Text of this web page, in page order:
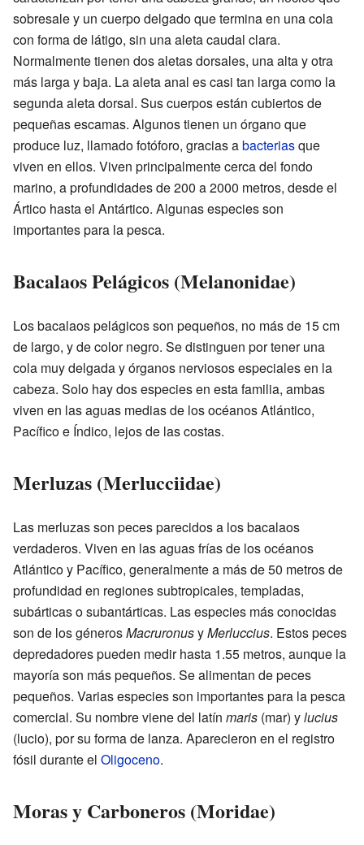
sobresale y un cuerpo delgado que termina en una cola
con forma de látigo, sin una aleta caudal clara.
Normalmente tienen dos aletas dorsales, una alta y otra
más larga y baja. La aleta anal es casi tan larga como la
segunda aleta dorsal. Sus cuerpos están cubiertos de
pequeñas escamas. Algunos tienen un órgano que
produce luz, llamado fotóforo, gracias abacteriasque
viven en ellos. Viven principalmente cerca del fondo
marino, a profundidades de 200 a 2000 metros, desde el
Ártico hasta el Antártico. Algunas especies son
importantes para la pesca.
Bacalaos Pelágicos (Melanonidae)
Los bacalaos pelágicos son pequeños, no más de 15 cm
de largo, y de color negro. Se distinguen por tener una
cola muy delgada y órganos nerviosos especiales en la
cabeza. Solo hay dos especies en esta familia, ambas
viven en las aguas medias de los océanos Atlántico,
Pacífico e Índico, lejos de las costas.
Merluzas (Merlucciidae)
Las merluzas son peces parecidos a los bacalaos
verdaderos. Viven en las aguas frías de los océanos
Atlántico y Pacífico, generalmente a más de 50 metros de
profundidad en regiones subtropicales, templadas,
subárticas o subantárticas. Las especies más conocidas
son de los génerosMacruronusyMerluccius. Estos peces
depredadores pueden medir hasta 1.55 metros, aunque la
mayoría son más pequeños. Se alimentan de peces
pequeños. Varias especies son importantes para la pesca
comercial. Su nombre viene del latín maris (mar) ylucius
(lucio), por su forma de lanza. Aparecieron en el registro
fósil durante el Oligoceno.
Moras y Carboneros (Moridae)